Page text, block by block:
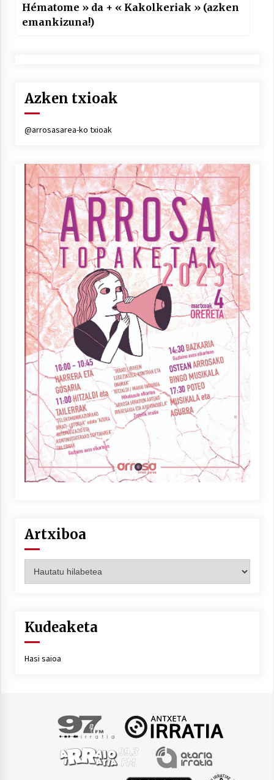
Hématome » da + « Kakolkeriak » (azken
emankizuna!)
Azken txioak
@arrosasarea-ko txioak
Artxiboa
Kudeaketa
Hasi saioa